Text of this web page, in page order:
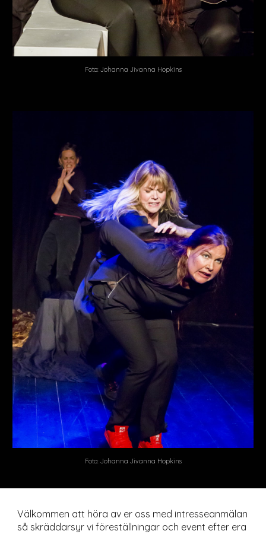
Foto: Johanna Jivanna Hopkins
Foto: Johanna Jivanna Hopkins
Välkommen att höra av er oss med intresseanmälan
så skräddarsyr vi föreställningar och event efter era